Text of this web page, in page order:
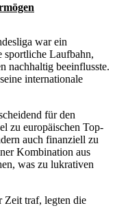
war ein
sportliche Laufbahn,
nachhaltig beeinflusste.
internationale
für den
zu europäischen Top-
auch finanziell zu
Kombination aus
was zu lukrativen
Zeit traf, legten die